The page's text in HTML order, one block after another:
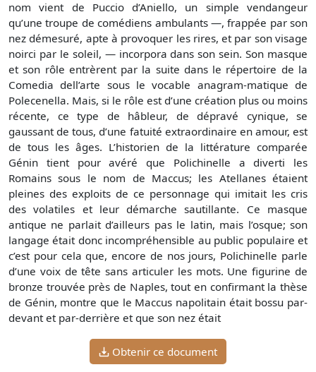
nom vient de Puccio d’Aniello, un simple vendangeur
qu’une troupe de comédiens ambulants —, frappée par son
nez démesuré, apte à provoquer les rires, et par son visage
noirci par le soleil, — incorpora dans son sein. Son masque
et son rôle entrèrent par la suite dans le répertoire de la
Comedia dell’arte sous le vocable anagram-matique de
Polecenella. Mais, si le rôle est d’une création plus ou moins
récente, ce type de hâbleur, de dépravé cynique, se
gaussant de tous, d’une fatuité extraordinaire en amour, est
de tous les âges. L’historien de la littérature comparée
Génin tient pour avéré que Polichinelle a diverti les
Romains sous le nom de Maccus; les Atellanes étaient
pleines des exploits de ce personnage qui imitait les cris
des volatiles et leur démarche sautillante. Ce masque
antique ne parlait d’ailleurs pas le latin, mais l’osque; son
langage était donc incompréhensible au public populaire et
c’est pour cela que, encore de nos jours, Polichinelle parle
d’une voix de tête sans articuler les mots. Une figurine de
bronze trouvée près de Naples, tout en confirmant la thèse
de Génin, montre que le Maccus napolitain était bossu par-
devant et par-derrière et que son nez était
Obtenir ce document